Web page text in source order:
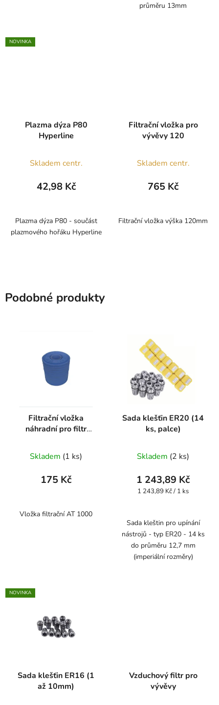
průměru 13mm
NOVINKA
Plazma dýza P80
Hyperline
Skladem centr.
42,98 Kč
Plazma dýza P80 - součást
plazmového hořáku Hyperline
Filtrační vložka pro
vývěvy 120
Skladem centr.
765 Kč
Filtrační vložka výška 120mm
Podobné produkty
Filtrační vložka
náhradní pro filtr
Skladem (1 ks)
175 Kč
Vložka filtrační AT 1000
Sada klešťin ER20 (14
ks, palce)
Skladem (2 ks)
1 243,89 Kč
Měrná
1 243,89 Kč / 1 ks
Sada kleštin pro upínání
nástrojů - typ ER20 - 14 ks
do průměru 12,7 mm
(imperiální rozměry)
NOVINKA
Sada klešťin ER16 (1
až 10mm)
Vzduchový filtr pro
vývěvy